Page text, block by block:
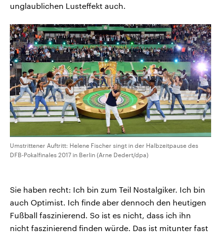
unglaublichen Lusteffekt auch.
Umstrittener Auftritt: Helene Fischer singt in der Halbzeitpause des
DFB-Pokalfinales 2017 in Berlin (Arne Dedert/dpa)
Sie haben recht: Ich bin zum Teil Nostalgiker. Ich bin
auch Optimist. Ich finde aber dennoch den heutigen
Fußball faszinierend. So ist es nicht, dass ich ihn
nicht faszinierend finden würde. Das ist mitunter fast